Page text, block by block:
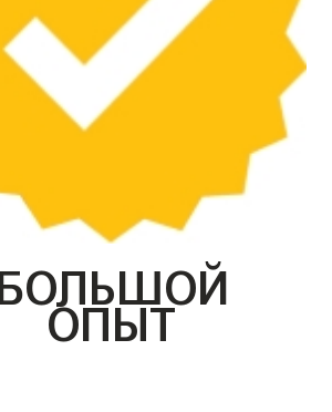
ОПЫТ